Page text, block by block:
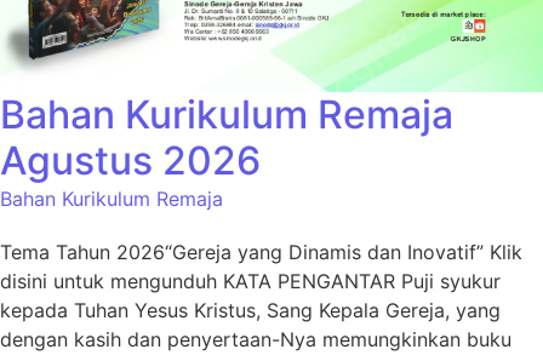
Bahan Kurikulum Remaja
Agustus 2026
Bahan Kurikulum Remaja
Tema Tahun 2026“Gereja yang Dinamis dan Inovatif” Klik
disini untuk mengunduh KATA PENGANTAR Puji syukur
kepada Tuhan Yesus Kristus, Sang Kepala Gereja, yang
dengan kasih dan penyertaan-Nya memungkinkan buku